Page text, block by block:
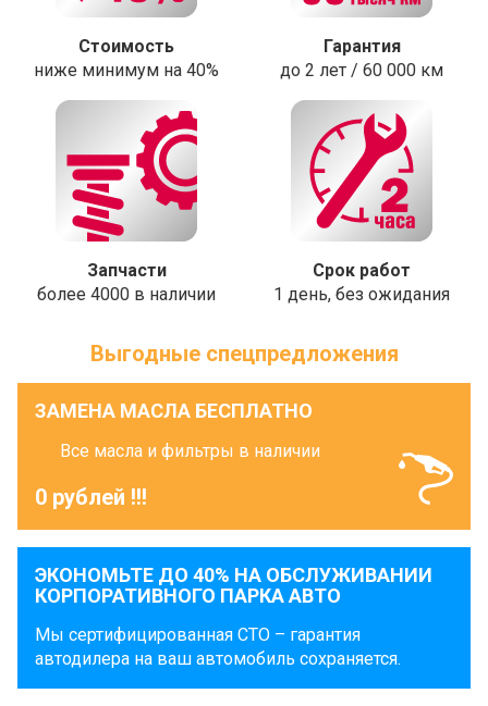
Стоимость
ниже минимум на 40%
Гарантия
до 2 лет / 60 000 км
Запчасти
более 4000 в наличии
Срок работ
1 день, без ожидания
Выгодные спецпредложения
ЗАМЕНА МАСЛА БЕСПЛАТНО
Все масла и фильтры в наличии
0 рублей !!!
ЭКОНОМЬТЕ ДО 40% НА ОБСЛУЖИВАНИИ
КОРПОРАТИВНОГО ПАРКА АВТО
Мы сертифицированная СТО – гарантия
автодилера на ваш автомобиль сохраняется.